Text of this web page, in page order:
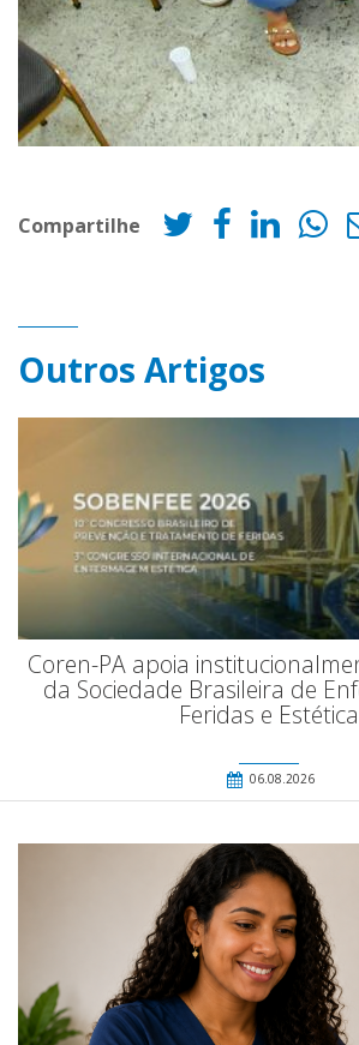
Compartilhe
Outros Artigos
Coren-PA apoia
da Sociedade Brasileira de
Feridas e Estética
06.08.2026